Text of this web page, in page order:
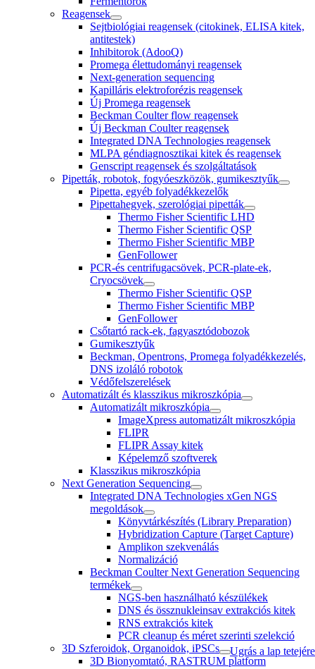
Reagensek
Sejtbiológiai reagensek (citokinek, ELISA kitek,
antitestek)
Inhibitorok (AdooQ)
Promega élettudományi reagensek
Next-generation sequencing
Kapilláris elektroforézis reagensek
Új Promega reagensek
Beckman Coulter flow reagensek
Új Beckman Coulter reagensek
Integrated DNA Technologies reagensek
MLPA géndiagnosztikai kitek és reagensek
Genscript reagensek és szolgáltatások
Pipetták, robotok, fogyóeszközök, gumikesztyűk
Pipetta, egyéb folyadékkezelők
Pipettahegyek, szerológiai pipetták
Thermo Fisher Scientific LHD
Thermo Fisher Scientific QSP
Thermo Fisher Scientific MBP
GenFollower
PCR-és centrifugacsövek, PCR-plate-ek,
Cryocsövek
Thermo Fisher Scientific QSP
Thermo Fisher Scientific MBP
GenFollower
Csőtartó rack-ek, fagyasztódobozok
Gumikesztyűk
Beckman, Opentrons, Promega folyadékkezelés,
DNS izoláló robotok
Védőfelszerelések
Automatizált és klasszikus mikroszkópia
Automatizált mikroszkópia
ImageXpress automatizált mikroszkópia
FLIPR
FLIPR Assay kitek
Képelemző szoftverek
Klasszikus mikroszkópia
Next Generation Sequencing
Integrated DNA Technologies xGen NGS
megoldások
Könyvtárkészítés (Library Preparation)
Hybridization Capture (Target Capture)
Amplikon szekvenálás
Normalizáció
Beckman Coulter Next Generation Sequencing
termékek
NGS-ben használható készülékek
DNS és össznukleinsav extrakciós kitek
RNS extrakciós kitek
PCR cleanup és méret szerinti szelekció
3D Szferoidok, Organoidok, iPSCs
3D Bionyomtató, RASTRUM platform
Ugrás a lap tetejére